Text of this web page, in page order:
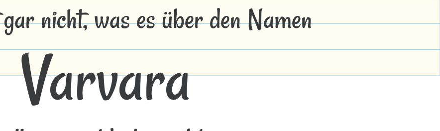
nicht, was es über den Namen
Varvara